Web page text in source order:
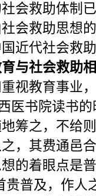
会救助体制
会救助思想
近代社会救
社会救助
视教育事业
医书院读书
筹之，不给
，其费通邑
着眼点是普
贵普及，作